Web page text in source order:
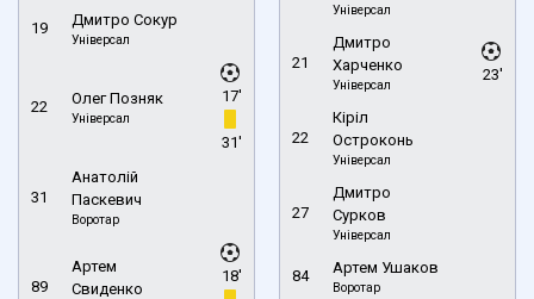
19 Дмитро Сокур
Універсал
22 Олег Позняк
Універсал
17'
31'
31
Анатолій
Паскевич
Воротар
89
Артем
Свиденко
18'
Універсал
21
Дмитро
Харченко
Універсал
23'
22
Кіріл
Остроконь
Універсал
27
Дмитро
Сурков
Універсал
84 Артем Ушаков
Воротар